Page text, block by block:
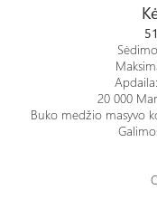
20 000
Buko medžio masyvo